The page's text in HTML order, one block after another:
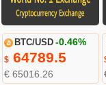
BTC/USD -0.46%
$64789.5
€ 65016.26